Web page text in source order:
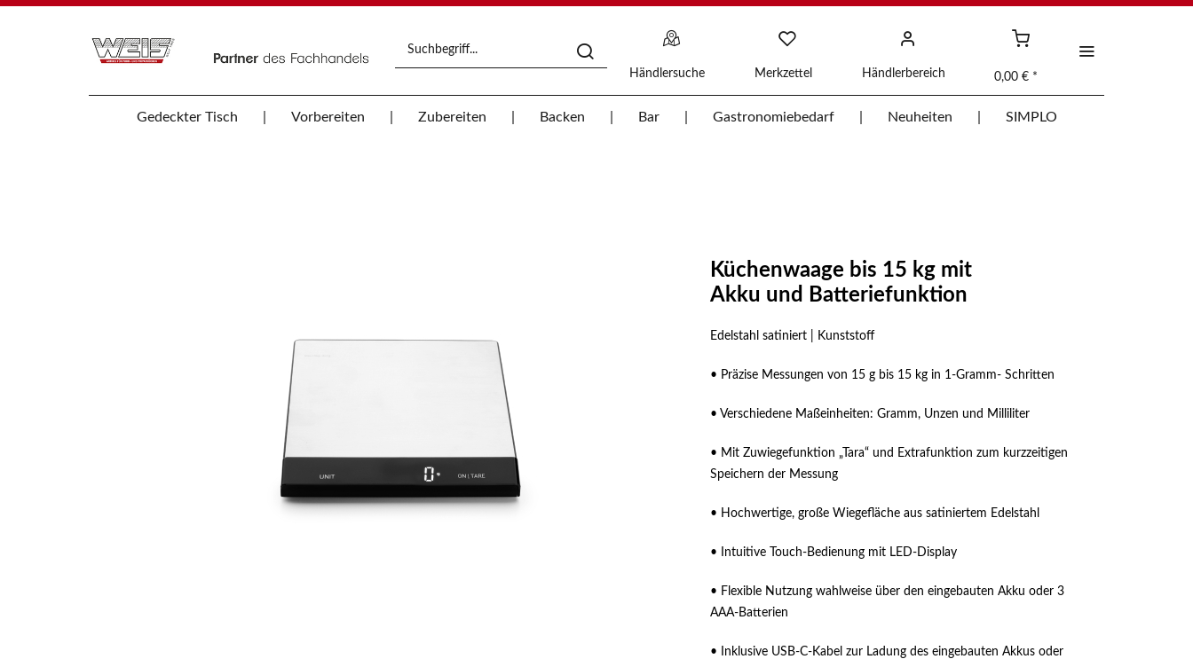
Händlersuche Merkzettel Händlerbereich 0,00 € *
Gedeckter Tisch Vorbereiten Zubereiten Backen Bar Gastronomiebedarf Neuheiten SIMPLO
Küchenwaage bis 15 kg mit
Akku und Batteriefunktion
Edelstahl satiniert | Kunststoff
• Präzise Messungen von 15 g bis 15 kg in 1-Gramm- Schritten
• Verschiedene Maßeinheiten: Gramm, Unzen und Milliliter
• Mit Zuwiegefunktion „Tara“ und Extrafunktion zum kurzzeitigen
Speichern der Messung
• Hochwertige, große Wiegefläche aus satiniertem Edelstahl
• Intuitive Touch-Bedienung mit LED-Display
• Flexible Nutzung wahlweise über den eingebauten Akku oder 3
AAA-Batterien
• Inklusive USB-C-Kabel zur Ladung des eingebauten Akkus oder